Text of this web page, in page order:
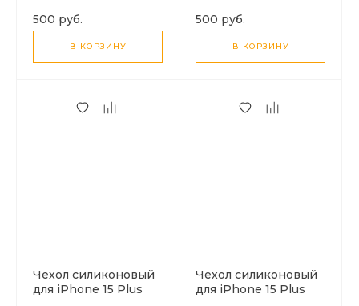
карты, X-CASE,
прозрачный
500 руб.
В КОРЗИНУ
карты, с защитой
камеры, X-CASE,
затемненный
500 руб.
В КОРЗИНУ
Чехол силиконовый
для iPhone 15 Plus
Чехол силиконовый
для iPhone 15 Plus